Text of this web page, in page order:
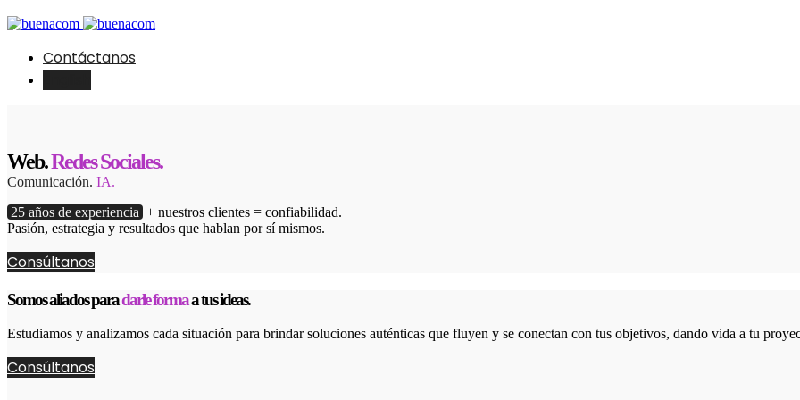
Contáctanos
Web.Redes Sociales.
Comunicación. IA.
25 años de experiencia + nuestros clientes = confiabilidad.
Pasión, estrategia y resultados que hablan por sí mismos.
Consúltanos
Somos aliados paradarle formaa tus ideas.
Estudiamos y analizamos cada situación para brindar soluciones auténticas que fluyen y se conectan con tus objetivos, dando vida a tu
Consúltanos